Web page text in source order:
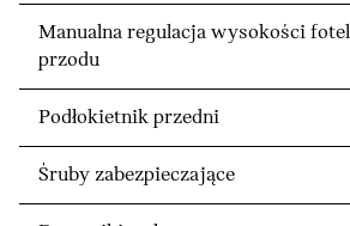
Manualna regulacja wysokości
przodu
Podłokietnik przedni
Śruby zabezpieczające